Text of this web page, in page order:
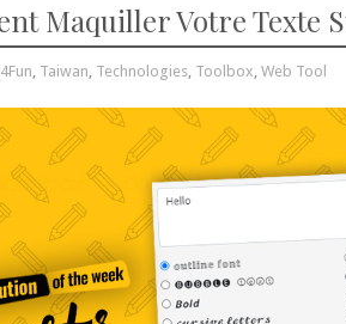
Maquiller Votre Texte
, Taiwan, Technologies, Toolbox, Web Tool